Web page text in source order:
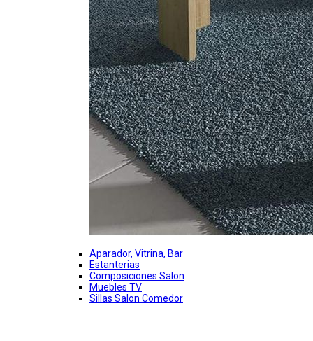
Aparador, Vitrina, Bar
Estanterias
Composiciones Salon
Muebles TV
Sillas Salon Comedor